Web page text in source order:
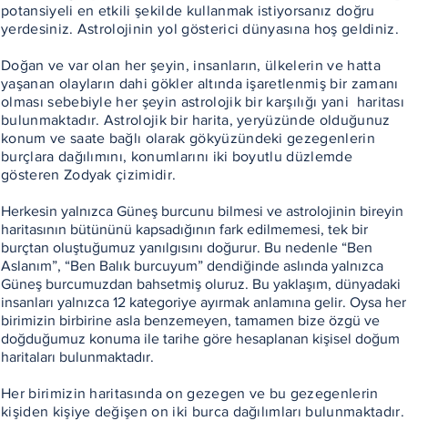
potansiyeli en etkili şekilde kullanmak istiyorsanız doğru
yerdesiniz. Astrolojinin yol gösterici dünyasına hoş geldiniz.
Doğan ve var olan her şeyin, insanların, ülkelerin ve hatta
yaşanan olayların dahi gökler altında işaretlenmiş bir zamanı
olması sebebiyle her şeyin astrolojik bir karşılığı yani haritası
bulunmaktadır. Astrolojik bir harita, yeryüzünde olduğunuz
konum ve saate bağlı olarak gökyüzündeki gezegenlerin
burçlara dağılımını, konumlarını iki boyutlu düzlemde
gösteren Zodyak çizimidir.
Herkesin yalnızca Güneş burcunu bilmesi ve astrolojinin bireyin
haritasının bütününü kapsadığının fark edilmemesi, tek bir
burçtan oluştuğumuz yanılgısını doğurur. Bu nedenle “Ben
Aslanım”, “Ben Balık burcuyum” dendiğinde aslında yalnızca
Güneş burcumuzdan bahsetmiş oluruz. Bu yaklaşım, dünyadaki
insanları yalnızca 12 kategoriye ayırmak anlamına gelir. Oysa her
birimizin birbirine asla benzemeyen, tamamen bize özgü ve
doğduğumuz konuma ile tarihe göre hesaplanan kişisel doğum
haritaları bulunmaktadır.
Her birimizin haritasında on gezegen ve bu gezegenlerin
kişiden kişiye değişen on iki burca dağılımları bulunmaktadır.